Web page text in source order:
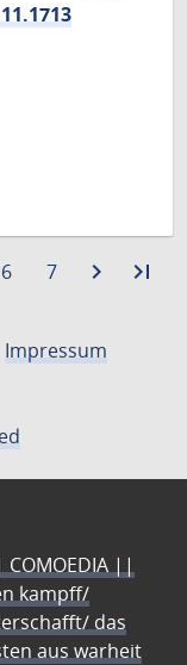
Gehe
6
Gehe
7 navigate_next
Zurlast_page
Impressum
||
kampff/
das
aus warheit